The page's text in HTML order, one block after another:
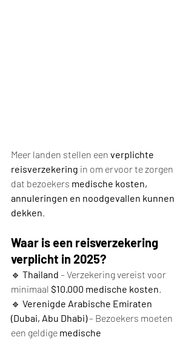
Meer landen stellen een verplichte
reisverzekering in om ervoor te zorgen
dat bezoekers medische kosten,
annuleringen en noodgevallen kunnen
dekken
Waar is een reisverzekering
verplicht in 2025?
🔹 Thailand – Verzekering vereist voor
minimaal $10.000 medische kosten
🔹 Verenigde Arabische Emiraten
(Dubai, Abu Dhabi) – Bezoekers moeten
een geldige medische